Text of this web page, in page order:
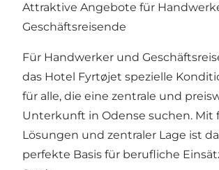
Attraktive Angebote für
Geschäftsreisende
Für Handwerker und
das Hotel Fyrtøjet spezielle
für alle, die eine zentrale und
Unterkunft in Odense suchen. Mit
Lösungen und zentraler Lage ist
perfekte Basis für berufliche